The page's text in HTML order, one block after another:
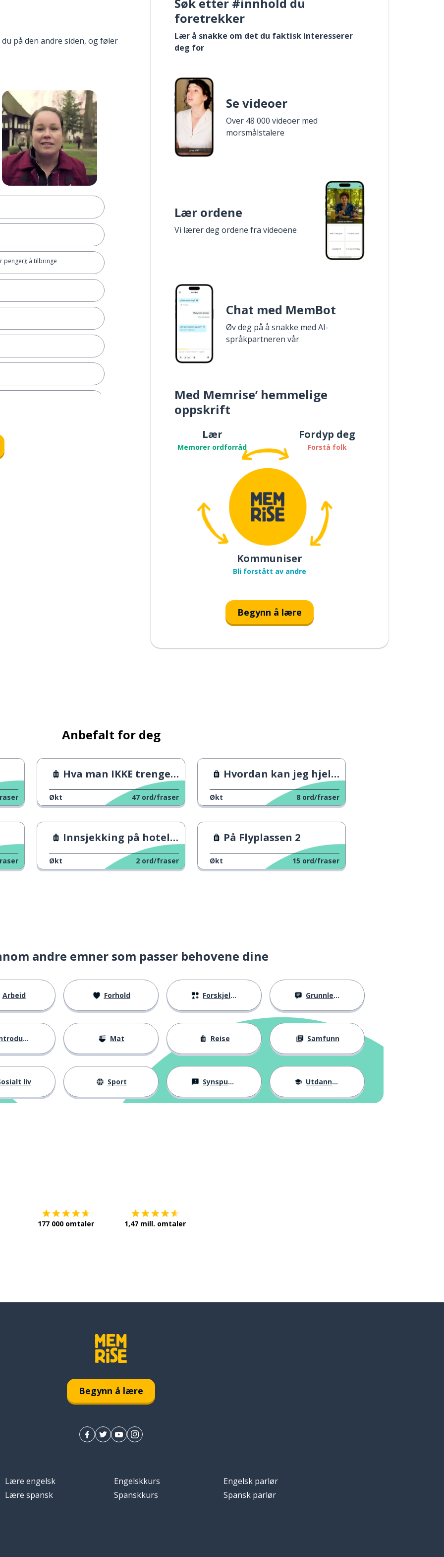
på den andre siden, og føler
penger); å tilbringe
foretrekker
Lær å snakke om det du faktisk interesserer
deg for
Se videoer
Over 48 000 videoer med
morsmålstalere
Lær ordene
Vi lærer deg ordene fra videoene
Chat med MemBot
Øv deg på å snakke med AI-
språkpartneren vår
Med Memrise’ hemmelige
oppskrift
Lær
Memorer ordforråd
Fordyp deg
Forstå folk
Kommuniser
Bli forstått av andre
Begynn å lære
Anbefalt for deg
Hva man IKKE trenger å pakke i kofferten
Økt 47 ord/fraser
Hvordan kan jeg hjelpe deg?
Økt 8 ord/fraser
Innsjekking på hotellet
Økt 2 ord/fraser
På Flyplassen 2
Økt 15 ord/fraser
andre emner som passer behovene dine
Arbeid Forhold Forskjellig Grunnleggende
Mat Reise Samfunn
liv Sport Synspunkter Utdannelse
177 000 omtaler 1,47 mill. omtaler
Begynn å lære
Lære engelsk
Lære spansk
Engelskkurs
Spanskkurs
Engelsk parlør
Spansk parlør